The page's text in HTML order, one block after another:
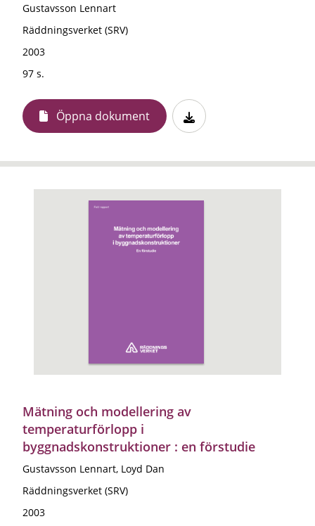
Gustavsson Lennart
Räddningsverket (SRV)
2003
97 s.
Öppna dokument
Mätning och modellering av
temperaturförlopp i
byggnadskonstruktioner : en förstudie
Gustavsson Lennart, Loyd Dan
Räddningsverket (SRV)
2003